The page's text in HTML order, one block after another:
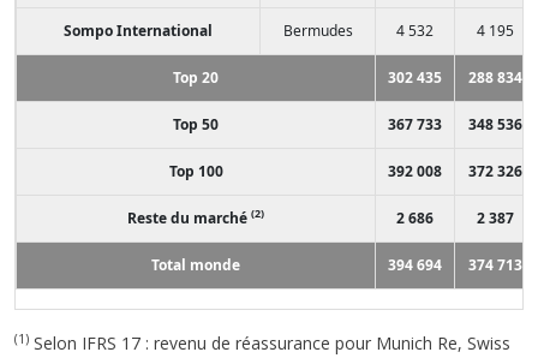
Sompo International Bermudes 4 532 4 195
Top 20 302 435 288 834
Top 50 367 733 348 536
Top 100 392 008 372 326
Reste du marché (2) 2 686 2 387
Total monde 394 694 374 713
(1) Selon IFRS 17 : revenu de réassurance pour Munich Re, Swiss